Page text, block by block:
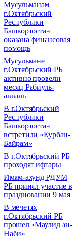
Мусульманам
г.Октябрьский
Республики
Башкортостан
оказана финансовая
помощь
Мусульмане
г.Октябрьский РБ
активно провели
месяц Рабиуль-
авваль
В г.Октябрьский
Республики
Башкортостан
встретили «Курбан-
Байрам»
В г.Октябрьский РБ
проходят ифтары
Имам-ахунд РДУМ
РБ принял участие в
праздновании 9 мая
В мечетях
г.Октябрьский РБ
прошел «Маулид ан-
Наби»